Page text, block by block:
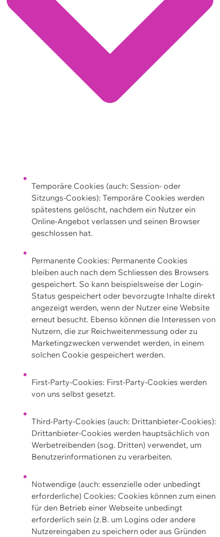
Temporäre Cookies (auch: Session- oder
Sitzungs-Cookies): Temporäre Cookies werden
spätestens gelöscht, nachdem ein Nutzer ein
Online-Angebot verlassen und seinen Browser
geschlossen hat.
Permanente Cookies: Permanente Cookies
bleiben auch nach dem Schliessen des Browsers
gespeichert. So kann beispielsweise der Login-
Status gespeichert oder bevorzugte Inhalte direkt
angezeigt werden, wenn der Nutzer eine Website
erneut besucht. Ebenso können die Interessen von
Nutzern, die zur Reichweitenmessung oder zu
Marketingzwecken verwendet werden, in einem
solchen Cookie gespeichert werden.
First-Party-Cookies: First-Party-Cookies werden
von uns selbst gesetzt.
Third-Party-Cookies (auch: Drittanbieter-Cookies):
Drittanbieter-Cookies werden hauptsächlich von
Werbetreibenden (sog. Dritten) verwendet, um
Benutzerinformationen zu verarbeiten.
Notwendige (auch: essenzielle oder unbedingt
erforderliche) Cookies: Cookies können zum einen
für den Betrieb einer Webseite unbedingt
erforderlich sein (z.B. um Logins oder andere
Nutzereingaben zu speichern oder aus Gründen